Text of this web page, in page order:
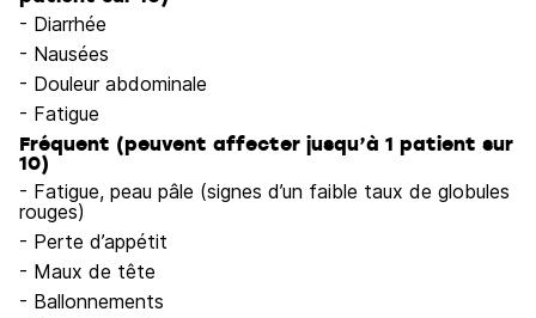
- Diarrhée
- Nausées
- Douleur abdominale
- Fatigue
Fréquent (peuvent affecter jusqu’à 1 patient sur
10)
- Fatigue, peau pâle (signes d’un faible taux de globules
rouges)
- Perte d’appétit
- Maux de tête
- Ballonnements